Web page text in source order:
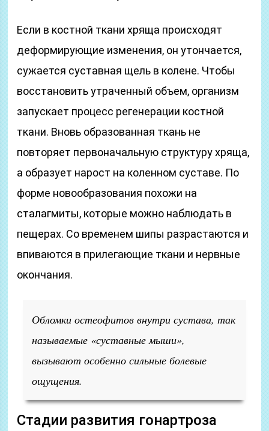
Если в костной ткани хряща происходят
деформирующие изменения, он утончается,
сужается суставная щель в колене. Чтобы
восстановить утраченный объем, организм
запускает процесс регенерации костной
ткани. Вновь образованная ткань не
повторяет первоначальную структуру хряща,
а образует нарост на коленном суставе. По
форме новообразования похожи на
сталагмиты, которые можно наблюдать в
пещерах. Со временем шипы разрастаются и
впиваются в прилегающие ткани и нервные
окончания.
Обломки остеофитов внутри сустава, так
называемые «суставные мыши»,
вызывают особенно сильные болевые
ощущения.
Стадии развития гонартроза